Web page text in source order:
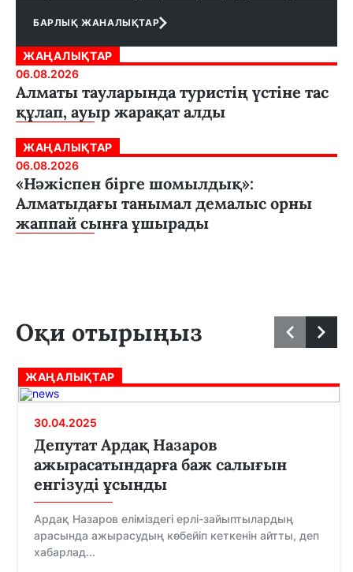
БАРЛЫҚ ЖАНАЛЫҚТАР
ЖАҢАЛЫҚТАР
06.08.2026
Алматы тауларында туристің үстіне тас
құлап, ауыр жарақат алды
ЖАҢАЛЫҚТАР
06.08.2026
«Нәжіспен бірге шомылдық»:
Алматыдағы танымал демалыс орны
жаппай сынға ұшырады
Оқи отырыңыз
ЖАҢАЛЫҚТАР
30.04.2025
Депутат Ардақ Назаров
ажырасатындарға баж салығын
енгізуді ұсынды
Ардақ Назаров еліміздегі ерлі-зайыптылардың
арасында ажырасудың көбейіп кеткенін айтты, деп
хабарлад...